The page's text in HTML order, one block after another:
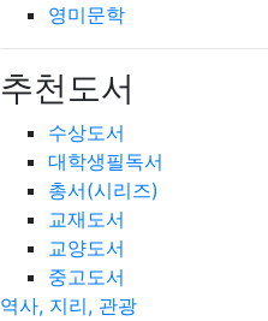
영미문학
추천도서
수상도서
대학생필독서
총서(시리즈)
교재도서
교양도서
중고도서
역사, 지리, 관광